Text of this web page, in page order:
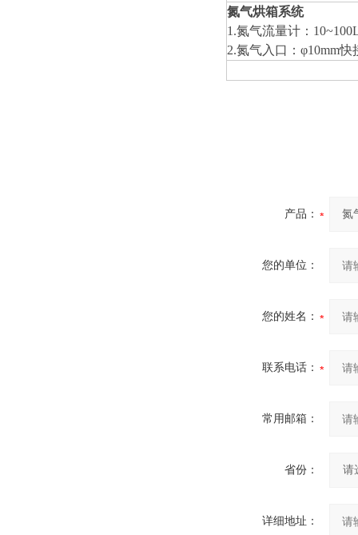
氮气烘箱系统
1.氮气流量计：10~
2.氮气入口：φ10mm快
产品：
您的单位：
您的姓名：
联系电话：
常用邮箱：
省份：
详细地址：